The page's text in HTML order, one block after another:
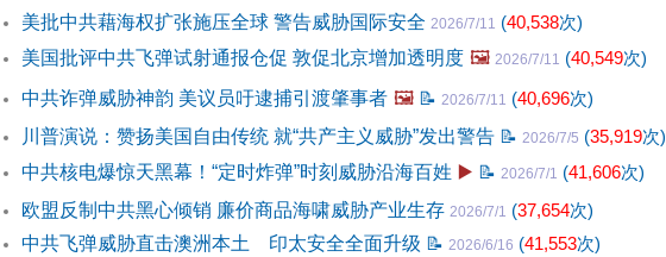
美批中共藉海权扩张施压全球 警告威胁国际安全 2026/7/11 (40,538次)
美国批评中共飞弹试射通报仓促 敦促北京增加透明度 🖼️ 2026/7/11 (40,549次)
中共诈弹威胁神韵 美议员吁逮捕引渡肇事者 🖼️ 📝 2026/7/11 (40,696次)
川普演说：赞扬美国自由传统 就“共产主义威胁”发出警告 📝 2026/7/5 (35,919次)
中共核电爆惊天黑幕！“定时炸弹”时刻威胁沿海百姓 ▶️ 📝 2026/7/1 (41,606次)
欧盟反制中共黑心倾销 廉价商品海啸威胁产业生存 2026/7/1 (37,654次)
中共飞弹威胁直击澳洲本土 印太安全全面升级 📝 2026/6/16 (41,553次)